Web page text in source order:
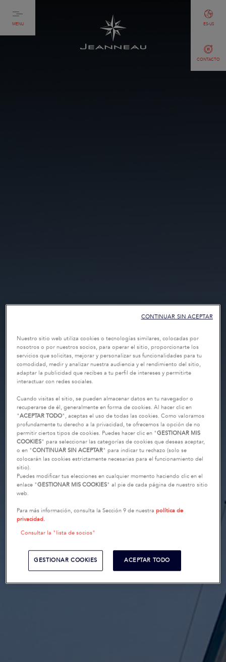
MENU
CONTACTO
ES-US
Nuestro sitio web utiliza cookies o tecnologías similares, colocadas por
nosotros o por nuestros socios, para operar el sitio, proporcionarte los
servicios que solicitas, mejorar y personalizar sus funcionalidades para tu
comodidad, medir y analizar nuestra audiencia y el rendimiento del sitio,
adaptar la publicidad que recibes a tu perfil de intereses y permitirte
interactuar con redes sociales.
Cuando visitas el sitio, se pueden almacenar datos en tu navegador o
recuperarse de él, generalmente en forma de cookies. Al hacer clic en
"ACEPTAR TODO", aceptas el uso de todas las cookies. Como valoramos
profundamente tu derecho a la privacidad, te ofrecemos la opción de no
permitir ciertos tipos de cookies. Puedes hacer clic en "GESTIONAR MIS
COOKIES" para seleccionar las categorías de cookies que deseas aceptar,
o en "CONTINUAR SIN ACEPTAR" para indicar tu rechazo (solo se
colocarán las cookies estrictamente necesarias para el funcionamiento del
sitio).
Puedes modificar tus elecciones en cualquier momento haciendo clic en el
enlace "GESTIONAR MIS COOKIES" al pie de cada página de nuestro sitio
web.
Para más información, consulta la Sección 9 de nuestrapolítica de
privacidad.
Consultar la "lista de socios"
GESTIONAR COOKIES ACEPTAR TODO
CONTINUAR SIN ACEPTAR